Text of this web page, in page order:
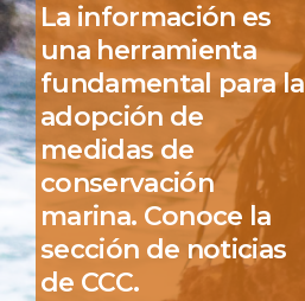
La información es
una herramienta
fundamental para la
adopción de
medidas de
conservación
marina. Conoce la
sección de noticias
de CCC.